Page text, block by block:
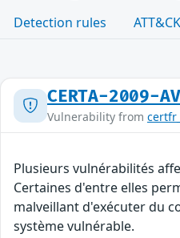
Detection rules
ATT&CK
CERTA-2009-
Vulnerability from
Plusieurs vulnérabilités
Certaines d'entre elles
malveillant d'exécuter du
système vulnérable.